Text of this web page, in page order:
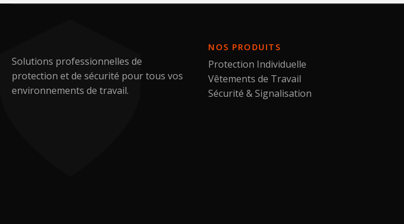
Solutions professionnelles de
protection et de sécurité pour tous vos
environnements de travail.
NOS PRODUITS
Protection Individuelle
Vêtements de Travail
Sécurité & Signalisation